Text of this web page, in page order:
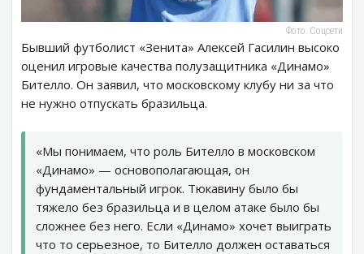
Фото: Соцсети
Бывший футболист «Зенита» Алексей Гасилин высоко
оценил игровые качества полузащитника «Динамо»
Бителло. Он заявил, что московскому клубу ни за что
не нужно отпускать бразильца.
«Мы понимаем, что роль Бителло в московском
«Динамо» — основополагающая, он
фундаментальный игрок. Тюкавину было бы
тяжело без бразильца и в целом атаке было бы
сложнее без него. Если «Динамо» хочет выиграть
что то серьезное, то Бителло должен оставаться